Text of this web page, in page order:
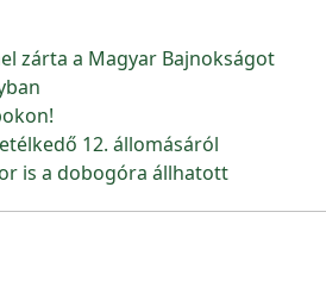
zárta a Magyar Bajnokságot
12. állomásáról
is a dobogóra állhatott